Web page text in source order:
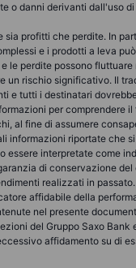
o danni derivanti dall'uso
sia profitti che perdite. In
e i prodotti a leva
le perdite possono fluttuare
un rischio significativo. Il
e tutti i destinatari
per comprendere
al fine di assumere
informazioni riportate che
essere interpretate come
di conservazione
realizzati in
affidabile della
nel presente
del Gruppo Saxo Bank
affidamento su di